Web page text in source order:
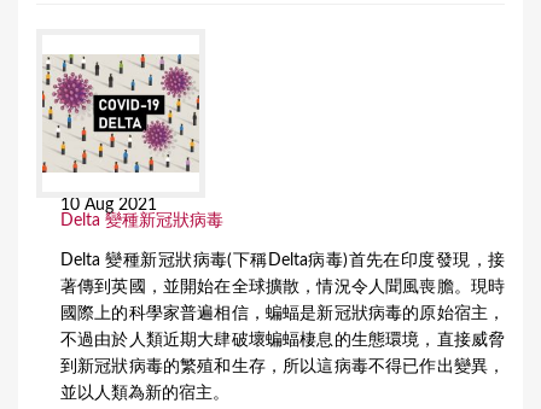
10 Aug 2021
Delta 變種新冠狀病毒
Delta 變種新冠狀病毒(下稱Delta病毒)首先在印度發現，接
著傳到英國，並開始在全球擴散，情況令人聞風喪膽。現時
國際上的科學家普遍相信，蝙蝠是新冠狀病毒的原始宿主，
不過由於人類近期大肆破壞蝙蝠棲息的生態環境，直接威脅
到新冠狀病毒的繁殖和生存，所以這病毒不得已作出變異，
並以人類為新的宿主。